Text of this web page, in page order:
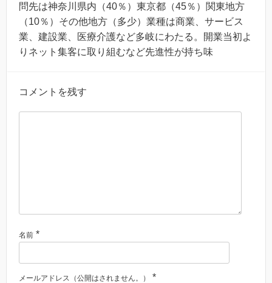
問先は神奈川県内（40％）東京都（45％）関東地方
（10％）その他地方（多少）業種は商業、サービス
業、建設業、医療介護など多岐にわたる。開業当初よ
りネット集客に取り組むなど先進性が持ち味
コメントを残す
名前 *
メールアドレス（公開はされません。） *